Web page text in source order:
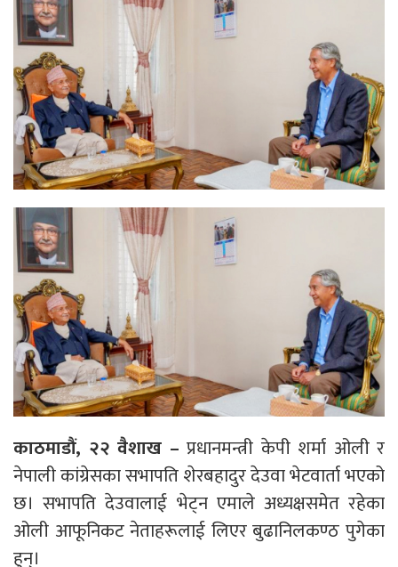
काठमाडौं, २२ वैशाख – प्रधानमन्त्री केपी शर्मा ओली र
नेपाली कांग्रेसका सभापति शेरबहादुर देउवा भेटवार्ता भएको
छ। सभापति देउवालाई भेट्न एमाले अध्यक्षसमेत रहेका
ओली आफूनिकट नेताहरूलाई लिएर बुढानिलकण्ठ पुगेका
हुन्।